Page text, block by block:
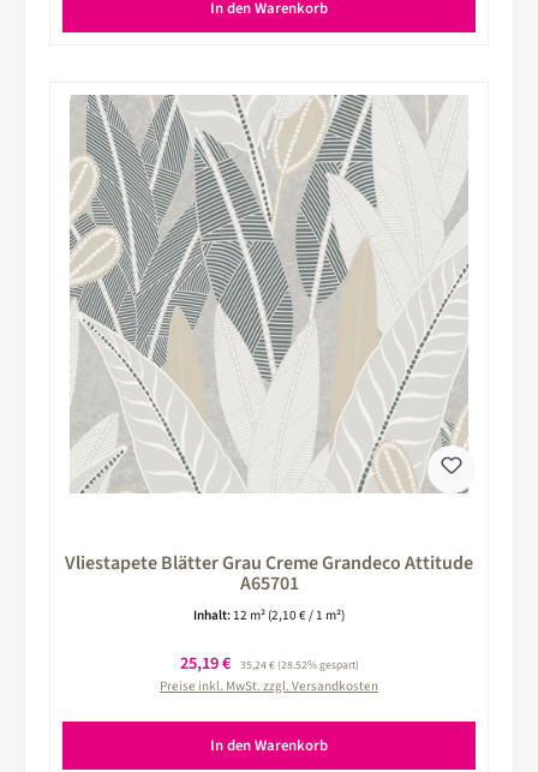
In den Warenkorb
Vliestapete Blätter Grau Creme Grandeco Attitude
A65701
Inhalt: 12 m² (2,10 € / 1 m²)
Verkaufspreis:
25,19 € Regulärer Preis:
35,24 €(28.52% gespart)
Preise inkl. MwSt. zzgl. Versandkosten
In den Warenkorb